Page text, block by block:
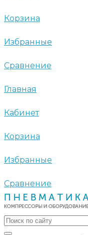
Корзина
Избранные
Сравнение
Главная
Кабинет
Корзина
Избранные
Сравнение